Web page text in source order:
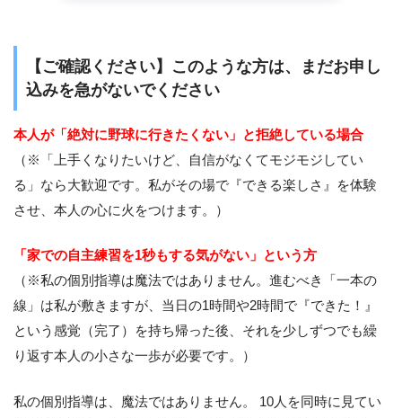
【ご確認ください】このような方は、まだお申し
込みを急がないでください
本人が「絶対に野球に行きたくない」と拒絶している場合
（※「上手くなりたいけど、自信がなくてモジモジしてい
る」なら大歓迎です。私がその場で『できる楽しさ』を体験
させ、本人の心に火をつけます。）
「家での自主練習を1秒もする気がない」という方
（※私の個別指導は魔法ではありません。進むべき「一本の
線」は私が敷きますが、当日の1時間や2時間で『できた！』
という感覚（完了）を持ち帰った後、それを少しずつでも繰
り返す本人の小さな一歩が必要です。）
私の個別指導は、魔法ではありません。 10人を同時に見てい